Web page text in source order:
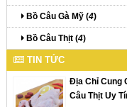
Bồ Câu Gà Mỹ (4)
Bồ Câu Thịt (4)
TIN TỨC
Địa Chỉ Cung
Câu Thịt Uy